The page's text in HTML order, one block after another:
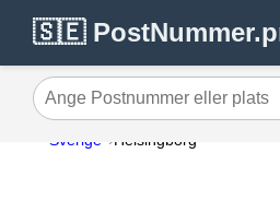
🇸🇪
Ange Postnummer eller plats
Sverige Helsingborg